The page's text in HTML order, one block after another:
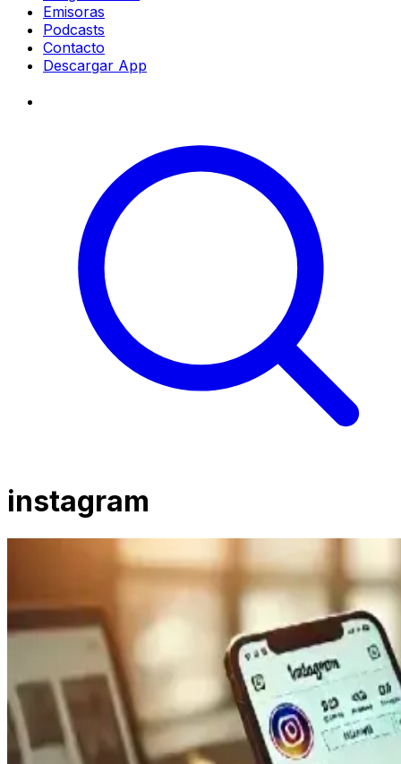
Emisoras
Podcasts
Contacto
Descargar App
instagram